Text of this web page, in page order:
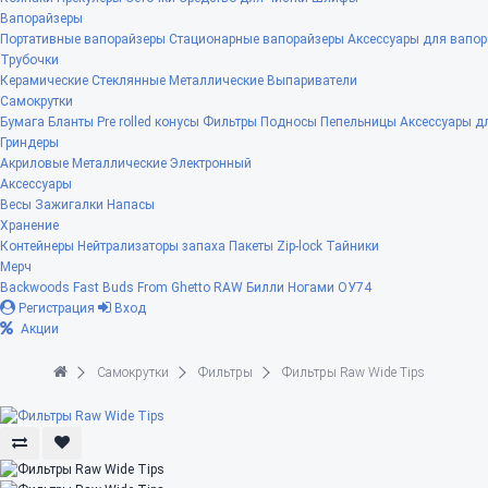
Вапорайзеры
Портативные вапорайзеры Стационарные вапорайзеры Аксессуары для
Трубочки
Керамические Стеклянные Металлические Выпариватели
Самокрутки
Бумага Бланты Pre rolled конусы Фильтры Подносы Пепельницы Аксессуары
Гриндеры
Акриловые Металлические Электронный
Аксессуары
Весы Зажигалки Напасы
Хранение
Контейнеры Нейтрализаторы запаха Пакеты Zip-lock Тайники
Мерч
Backwoods Fast Buds From Ghetto RAW Билли Ногами ОУ74
Регистрация
Вход
Акции
Самокрутки Фильтры Фильтры Raw Wide Tips